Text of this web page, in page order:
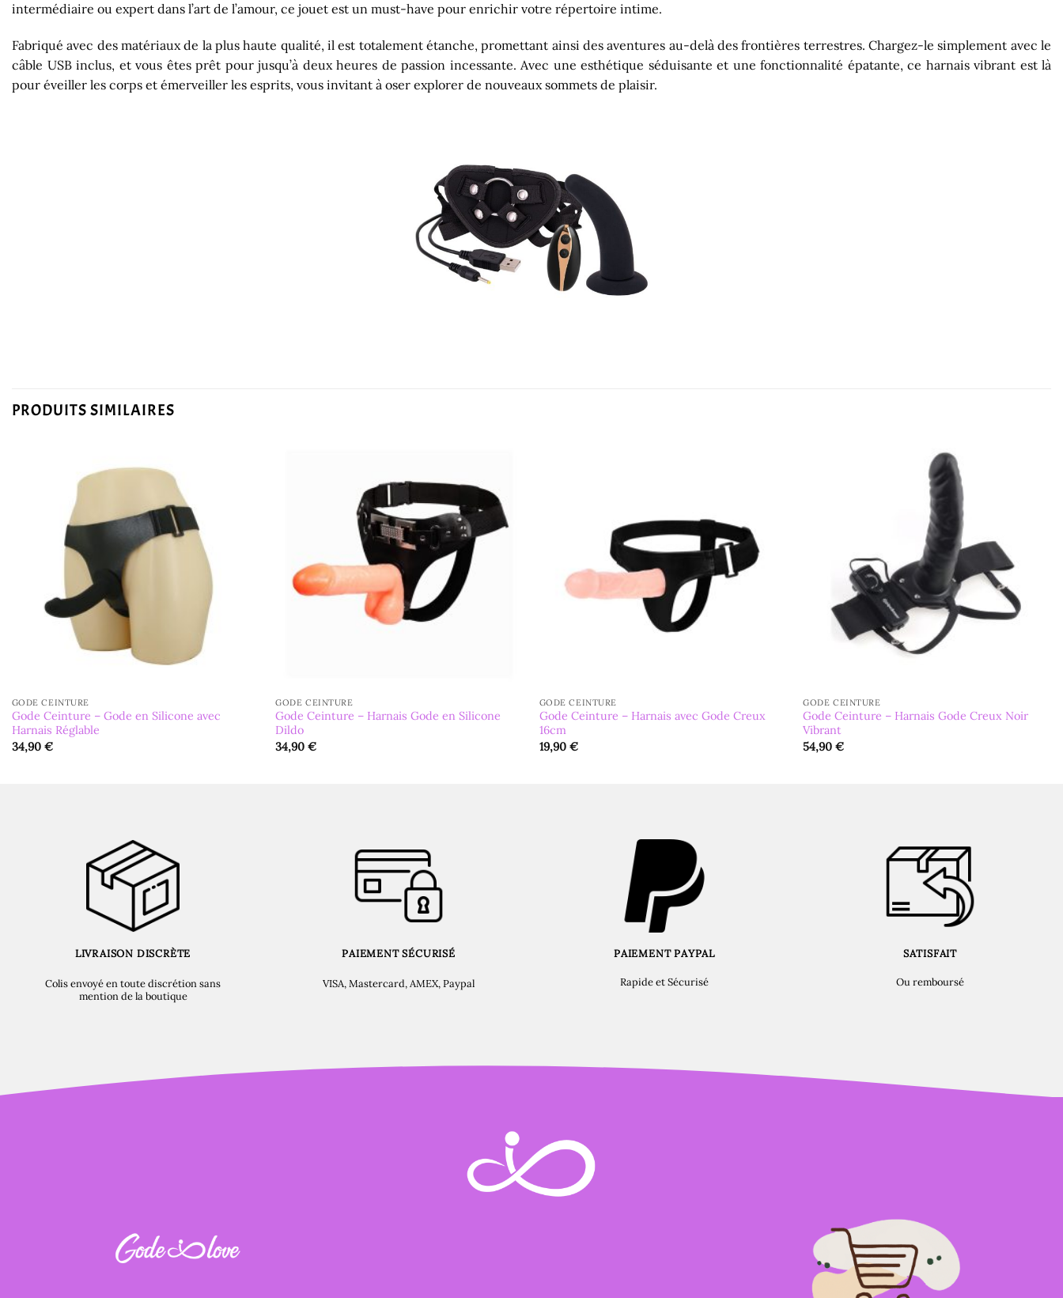
intermédiaire ou expert dans l’art de l’amour, ce jouet est un must-have pour enrichir votre répertoire intime.
Fabriqué avec des matériaux de la plus haute qualité, il est totalement étanche, promettant ainsi des aventures au-delà des frontières terrestres. Chargez-le simplement avec le
câble USB inclus, et vous êtes prêt pour jusqu’à deux heures de passion incessante. Avec une esthétique séduisante et une fonctionnalité épatante, ce harnais vibrant est là
pour éveiller les corps et émerveiller les esprits, vous invitant à oser explorer de nouveaux sommets de plaisir.
PRODUITS SIMILAIRES
GODE CEINTURE
Gode Ceinture – Gode en Silicone avec
Harnais Réglable
34,90 €
GODE CEINTURE
Gode Ceinture – Harnais Gode en Silicone
Dildo
34,90€
GODE CEINTURE
Gode Ceinture – Harnais avec Gode Creux
16cm
19,90 €
GODE CEINTURE
Gode Ceinture – Harnais Gode Creux Noir
Vibrant
54,90€
LIVRAISON DISCRÈTE
Colis envoyé en toute discrétion sans
mention de la boutique
PAIEMENT SÉCURISÉ
VISA, Mastercard, AMEX, Paypal
PAIEMENT PAYPAL
Rapide et Sécurisé
SATISFAIT
Ou remboursé